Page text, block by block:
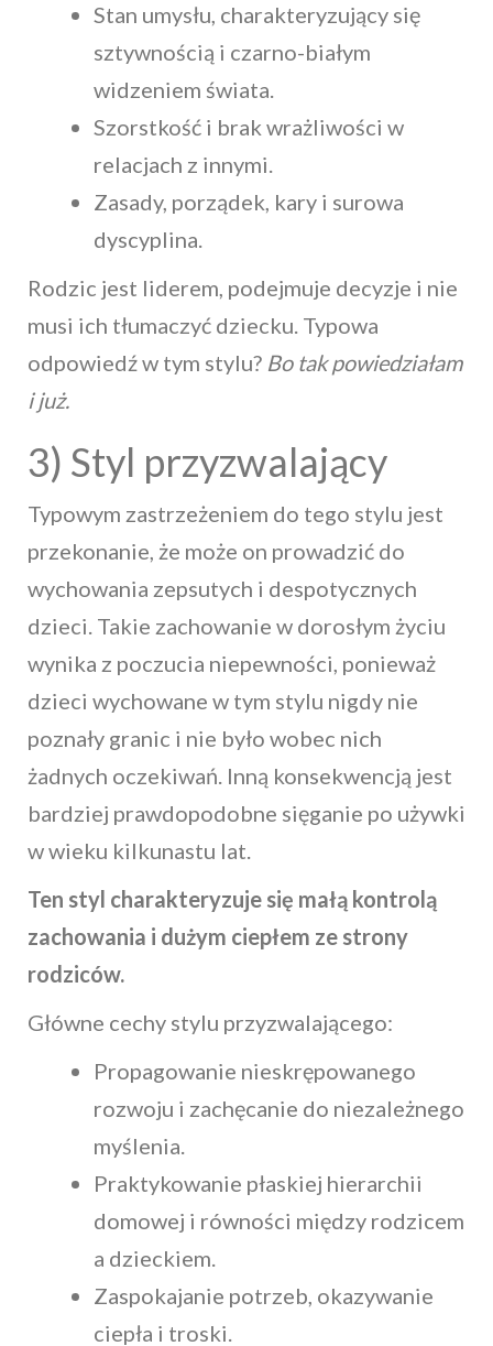
Stan umysłu, charakteryzujący się
sztywnością i czarno-białym
widzeniem świata.
Szorstkość i brak wrażliwości w
relacjach z innymi.
Zasady, porządek, kary i surowa
dyscyplina.
Rodzic jest liderem, podejmuje decyzje i nie
musi ich tłumaczyć dziecku. Typowa
odpowiedź w tym stylu? Bo tak powiedziałam
i już.
3) Styl przyzwalający
Typowym zastrzeżeniem do tego stylu jest
przekonanie, że może on prowadzić do
wychowania zepsutych i despotycznych
dzieci. Takie zachowanie w dorosłym życiu
wynika z poczucia niepewności, ponieważ
dzieci wychowane w tym stylu nigdy nie
poznały granic i nie było wobec nich
żadnych oczekiwań. Inną konsekwencją jest
bardziej prawdopodobne sięganie po używki
w wieku kilkunastu lat.
Ten styl charakteryzuje się małą kontrolą
zachowania i dużym ciepłem ze strony
rodziców.
Główne cechy stylu przyzwalającego:
Propagowanie nieskrępowanego
rozwoju i zachęcanie do niezależnego
myślenia.
Praktykowanie płaskiej hierarchii
domowej i równości między rodzicem
a dzieckiem.
Zaspokajanie potrzeb, okazywanie
ciepła i troski.